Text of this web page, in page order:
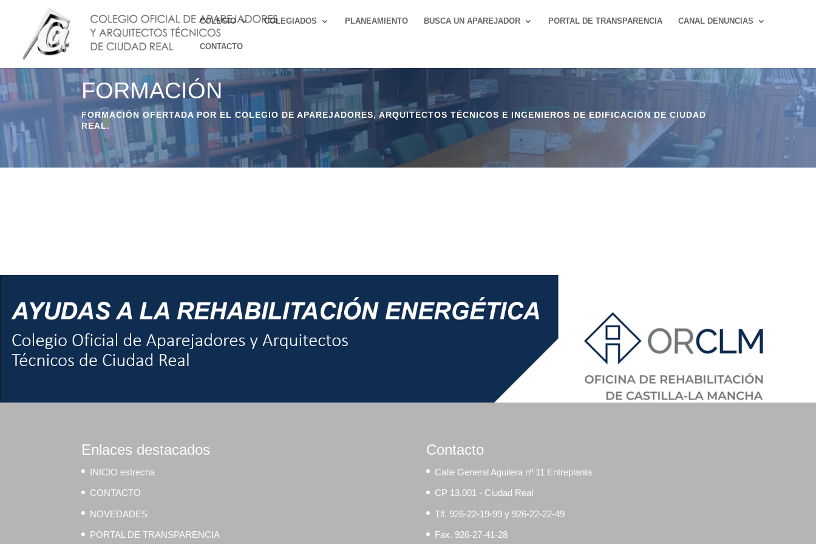
COLEGIO COLEGIADOS PLANEAMIENTO BUSCA UN APAREJADOR PORTAL DE TRANSPARENCIA CANAL DENUNCIAS
CONTACTO
FORMACIÓN
FORMACIÓN OFERTADA POR EL COLEGIO DE APAREJADORES, ARQUITECTOS TÉCNICOS E INGENIEROS DE EDIFICACIÓN DE CIUDAD
REAL.
Enlaces destacados
INICIO estrecha
CONTACTO
NOVEDADES
PORTAL DE TRANSPARENCIA
Contacto
Calle General Aguilera nº 11 Entreplanta
CP 13.001 - Ciudad Real
Tlf. 926-22-19-99 y 926-22-22-49
Fax. 926-27-41-28